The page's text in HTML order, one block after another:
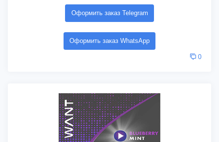
Оформить заказ Telegram
Оформить заказ WhatsApp
0